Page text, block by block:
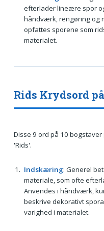
efterlader lineære spor
håndværk, rengøring og
opfattes sporene som
materialet.
Rids Krydsord
Disse 9 ord på 10
'Rids'.
Indskæring: Generel
materiale, som ofte
Anvendes i håndværk,
beskrive dekorativt
varighed i materialet.